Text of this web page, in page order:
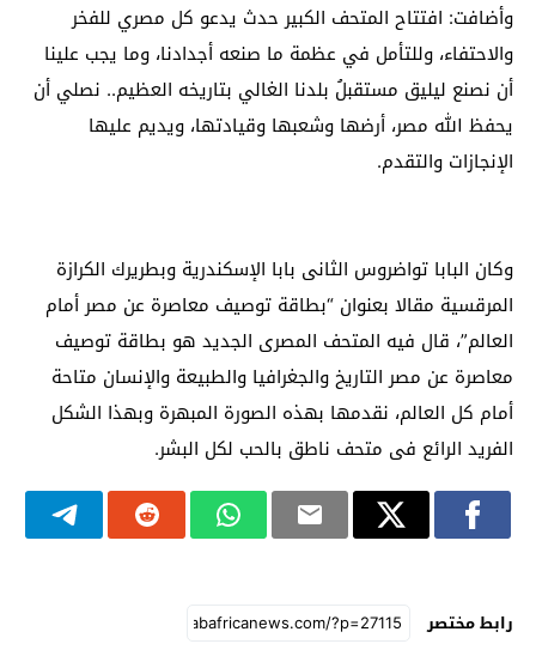
وأضافت: افتتاح المتحف الكبير حدث يدعو كل مصري للفخر
والاحتفاء، وللتأمل في عظمة ما صنعه أجدادنا، وما يجب علينا
أن نصنع ليليق مستقبلُ بلدنا الغالي بتاريخه العظيم.. نصلي أن
يحفظ الله مصر، أرضها وشعبها وقيادتها، ويديم عليها
الإنجازات والتقدم.
وكان البابا تواضروس الثانى بابا الإسكندرية وبطريرك الكرازة
المرقسية مقالا بعنوان “بطاقة توصيف معاصرة عن مصر أمام
العالم”، قال فيه المتحف المصرى الجديد هو بطاقة توصيف
معاصرة عن مصر التاريخ والجغرافيا والطبيعة والإنسان متاحة
أمام كل العالم، نقدمها بهذه الصورة المبهرة وبهذا الشكل
الفريد الرائع فى متحف ناطق بالحب لكل البشر.
رابط مختصر